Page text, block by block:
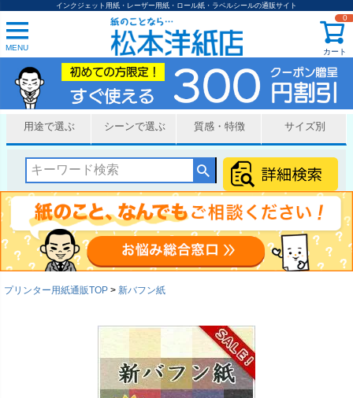
インクジェット用紙・レーザー用紙・ロール紙・ラベルシールの通販サイト
MENU カート
0
用途で選ぶ シーンで選ぶ 質感・特徴 サイズ別
プリンター用紙通販TOP 新バフン紙